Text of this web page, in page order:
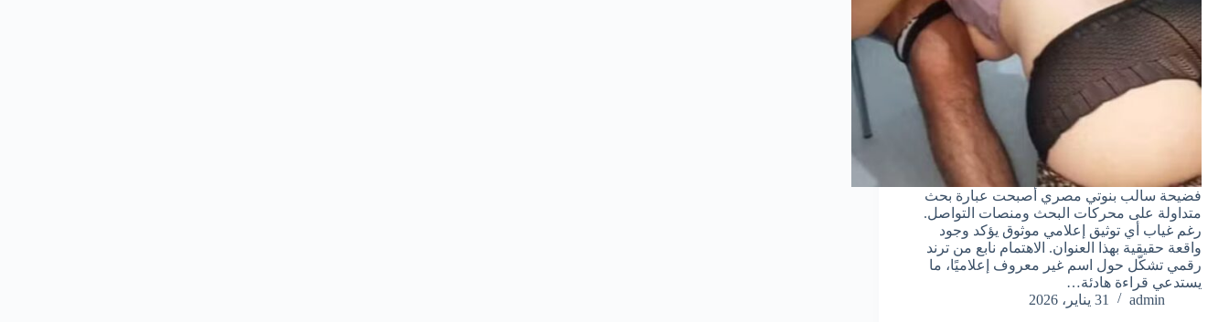
فضيحة سالب بنوتي مصري أصبحت عبارة بحث
متداولة على محركات البحث ومنصات التواصل.
رغم غياب أي توثيق إعلامي موثوق يؤكد وجود
واقعة حقيقية بهذا العنوان. الاهتمام نابع من ترند
رقمي تشكّل حول اسم غير معروف إعلاميًا، ما
يستدعي قراءة هادئة…
admin
31 يناير، 2026